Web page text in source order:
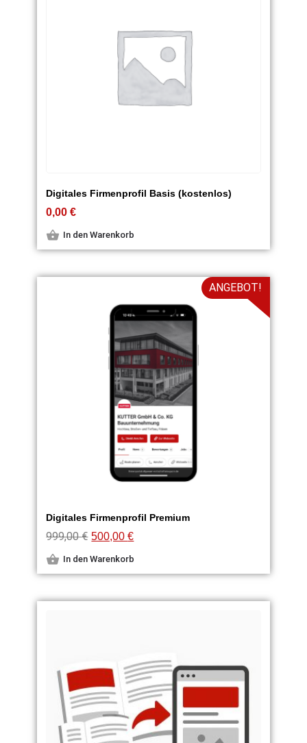
Digitales Firmenprofil Basis (kostenlos)
0,00€
In den Warenkorb
ANGEBOT!
Digitales Firmenprofil Premium
999,00€ 500,00€
In den Warenkorb